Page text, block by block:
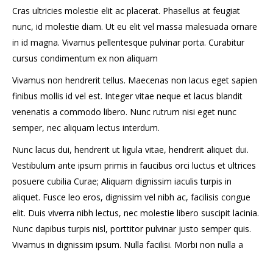
Cras ultricies molestie elit ac placerat. Phasellus at feugiat
nunc, id molestie diam. Ut eu elit vel massa malesuada ornare
in id magna. Vivamus pellentesque pulvinar porta. Curabitur
cursus condimentum ex non aliquam
Vivamus non hendrerit tellus. Maecenas non lacus eget sapien
finibus mollis id vel est. Integer vitae neque et lacus blandit
venenatis a commodo libero. Nunc rutrum nisi eget nunc
semper, nec aliquam lectus interdum.
Nunc lacus dui, hendrerit ut ligula vitae, hendrerit aliquet dui.
Vestibulum ante ipsum primis in faucibus orci luctus et ultrices
posuere cubilia Curae; Aliquam dignissim iaculis turpis in
aliquet. Fusce leo eros, dignissim vel nibh ac, facilisis congue
elit. Duis viverra nibh lectus, nec molestie libero suscipit lacinia.
Nunc dapibus turpis nisl, porttitor pulvinar justo semper quis.
Vivamus in dignissim ipsum. Nulla facilisi. Morbi non nulla a